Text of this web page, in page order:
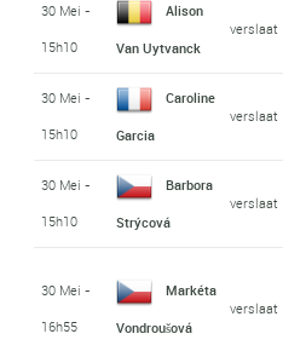
30 Mei -
15h10
Alison
Van Uytvanck
verslaat
30 Mei -
15h10
Caroline
Garcia
verslaat
30 Mei -
15h10
Barbora
Strýcová
verslaat
30 Mei -
16h55
Markéta
Vondroušová
verslaat